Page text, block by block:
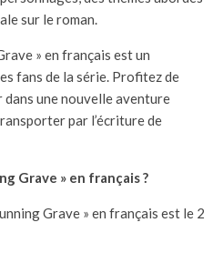
sur le roman.
» en français est un
fans de la série. Profitez de
une nouvelle aventure
par l’écriture de
Grave » en français ?
Grave » en français est le 2